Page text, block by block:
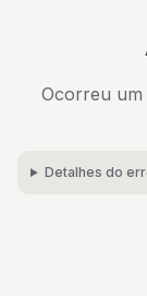
Ocorreu
Detalhes do